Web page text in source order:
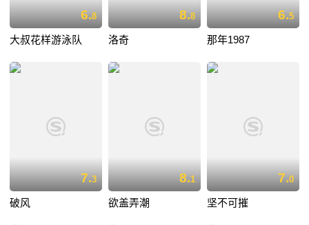
6.8
大叔花样游泳队
8.8
洛奇
6.5
那年1987
7.3
破风
8.1
欲盖弄潮
7.0
坚不可摧